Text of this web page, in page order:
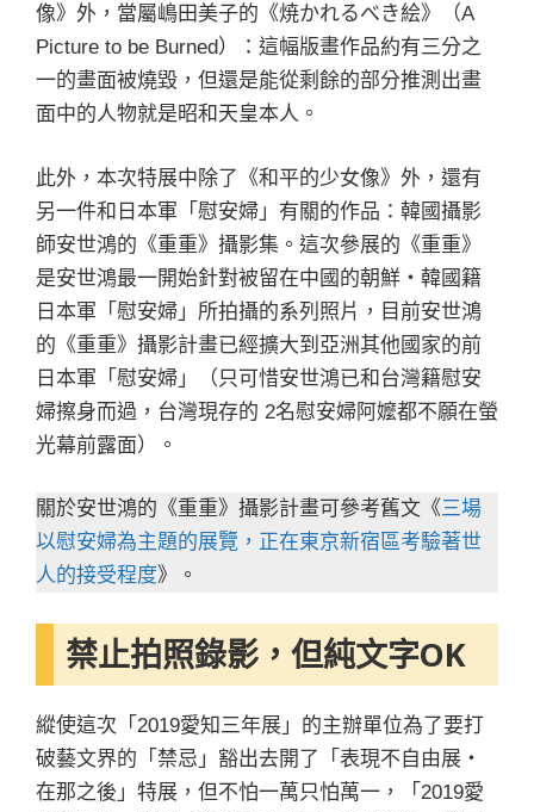
像》外，當屬嶋田美子的《焼かれるべき絵》（A
Picture to be Burned）：這幅版畫作品約有三分之
一的畫面被燒毀，但還是能從剩餘的部分推測出畫
面中的人物就是昭和天皇本人。
此外，本次特展中除了《和平的少女像》外，還有
另一件和日本軍「慰安婦」有關的作品：韓國攝影
師安世鴻的《重重》攝影集。這次參展的《重重》
是安世鴻最一開始針對被留在中國的朝鮮・韓國籍
日本軍「慰安婦」所拍攝的系列照片，目前安世鴻
的《重重》攝影計畫已經擴大到亞洲其他國家的前
日本軍「慰安婦」（只可惜安世鴻已和台灣籍慰安
婦擦身而過，台灣現存的 2名慰安婦阿嬤都不願在螢
光幕前露面）。
關於安世鴻的《重重》攝影計畫可參考舊文《三場
以慰安婦為主題的展覽，正在東京新宿區考驗著世
人的接受程度》。
禁止拍照錄影，但純文字OK
縱使這次「2019愛知三年展」的主辦單位為了要打
破藝文界的「禁忌」豁出去開了「表現不自由展・
在那之後」特展，但不怕一萬只怕萬一，「2019愛